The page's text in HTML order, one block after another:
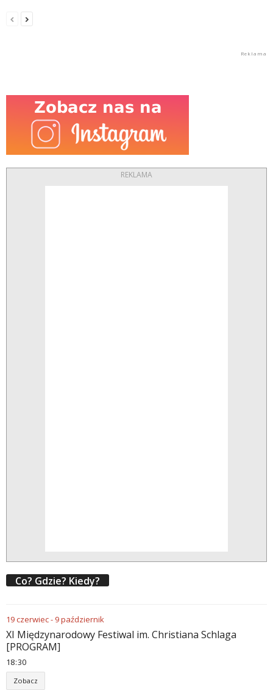
REKLAMA
Co? Gdzie? Kiedy?
19czerwiec- 9październik
XI Międzynarodowy Festiwal im. Christiana Schlaga
[PROGRAM]
18 30
Zobacz